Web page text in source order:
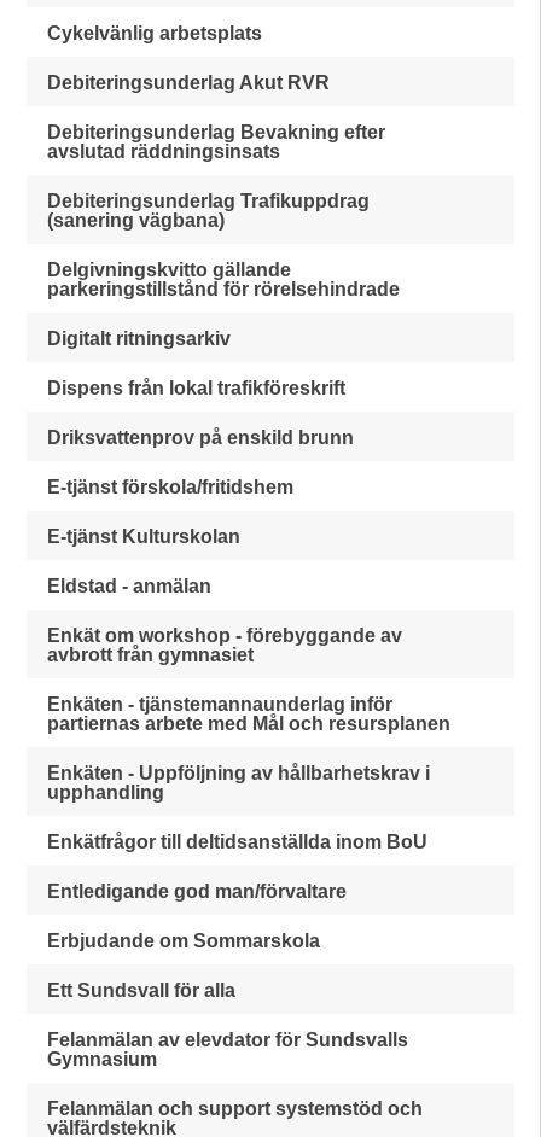
Cykelvänlig arbetsplats
Debiteringsunderlag Akut RVR
Debiteringsunderlag Bevakning efter
avslutad räddningsinsats
Debiteringsunderlag Trafikuppdrag
(sanering vägbana)
Delgivningskvitto gällande
parkeringstillstånd för rörelsehindrade
Digitalt ritningsarkiv
Dispens från lokal trafikföreskrift
Driksvattenprov på enskild brunn
E-tjänst förskola/fritidshem
E-tjänst Kulturskolan
Eldstad - anmälan
Enkät om workshop - förebyggande av
avbrott från gymnasiet
Enkäten - tjänstemannaunderlag inför
partiernas arbete med Mål och resursplanen
Enkäten - Uppföljning av hållbarhetskrav i
upphandling
Enkätfrågor till deltidsanställda inom BoU
Entledigande god man/förvaltare
Erbjudande om Sommarskola
Ett Sundsvall för alla
Felanmälan av elevdator för Sundsvalls
Gymnasium
Felanmälan och support systemstöd och
välfärdsteknik